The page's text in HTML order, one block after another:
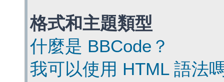
格式和主題類型
什麼是 BBCode？
我可以使用 HTML 語法